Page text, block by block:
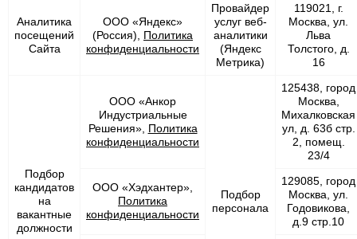
Аналитика
посещений
Сайта
ООО «Яндекс»
(Россия), Политика
конфиденциальности
Провайдер
услуг веб-
аналитики
(Яндекс
Метрика)
119021, г.
Москва, ул.
Льва
Толстого, д.
16
Подбор
кандидатов
на
вакантные
должности
ООО «Анкор
Индустриальные
Решения», Политика
конфиденциальности
Подбор
персонала
125438, город
Москва,
Михалковская
ул, д. 63б стр.
2, помещ.
23/4
ООО «Хэдхантер»,
Политика
конфиденциальности
129085, город
Москва, ул.
Годовикова,
д.9 стр.10